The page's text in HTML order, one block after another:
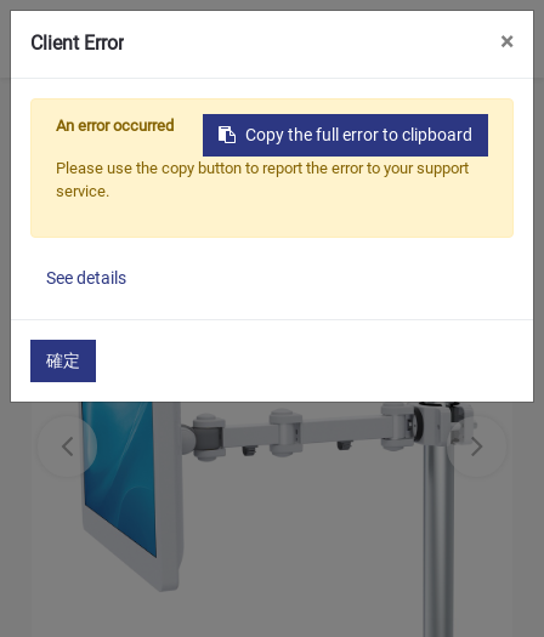
ホーム 製品
TV / モニターポールマウント
Round pole mount
LCDポールマウント
Client Error ×
Copy the full error to clipboard
An error occurred
Please use the copy button to report the error to your support
service.
See details
確定